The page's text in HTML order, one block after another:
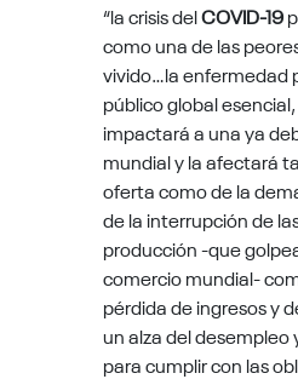
“la crisis delCOVID-19
como una de las
vivido…la enfermedad
público global
impactará a una ya
mundial y la afectará
oferta como de la
de la interrupción de
producción -que
comercio mundial-
pérdida de ingresos y
un alza del
para cumplir con las